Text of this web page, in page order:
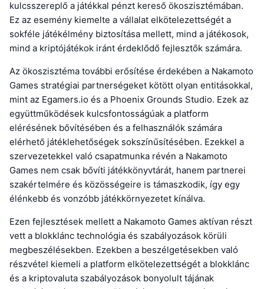
kulcsszereplő a játékkal pénzt kereső ökoszisztémában.
Ez az esemény kiemelte a vállalat elkötelezettségét a
sokféle játékélmény biztosítása mellett, mind a játékosok,
mind a kriptójátékok iránt érdeklődő fejlesztők számára.
Az ökoszisztéma további erősítése érdekében a Nakamoto
Games stratégiai partnerségeket kötött olyan entitásokkal,
mint az Egamers.io és a Phoenix Grounds Studio. Ezek az
együttműködések kulcsfontosságúak a platform
elérésének bővítésében és a felhasználók számára
elérhető játéklehetőségek sokszínűsítésében. Ezekkel a
szervezetekkel való csapatmunka révén a Nakamoto
Games nem csak bővíti játékkönyvtárát, hanem partnerei
szakértelmére és közösségeire is támaszkodik, így egy
élénkebb és vonzóbb játékkörnyezetet kínálva.
Ezen fejlesztések mellett a Nakamoto Games aktívan részt
vett a blokklánc technológia és szabályozások körüli
megbeszélésekben. Ezekben a beszélgetésekben való
részvétel kiemeli a platform elkötelezettségét a blokklánc
és a kriptovaluta szabályozások bonyolult tájának